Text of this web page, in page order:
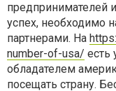
предпринимателей
успех, необходимо
партнерами. На
number-of-usa/ есть
обладателем
посещать страну.